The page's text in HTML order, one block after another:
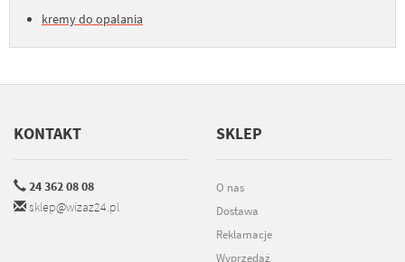
kremy do opalania
KONTAKT
24 362 08 08
sklep@wizaz24.pl
SKLEP
O nas
Dostawa
Reklamacje
Wyprzedaż